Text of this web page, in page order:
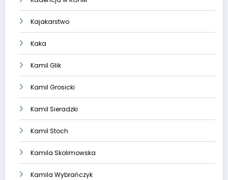
Kajakarstwo
Kaka
Kamil Glik
Kamil Grosicki
Kamil Sieradzki
Kamil Stoch
Kamila Skolimowska
Kamila Wybrańczyk